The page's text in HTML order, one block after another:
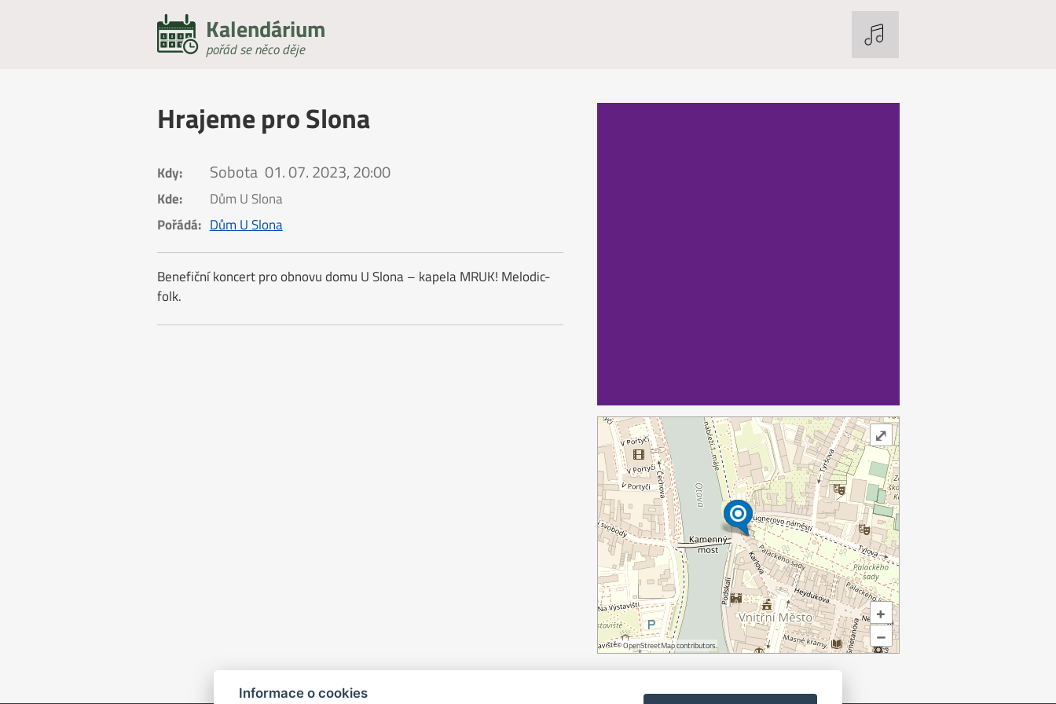
Kalendárium
pořád se něco děje
Hrajeme pro Slona
Kdy: Sobota 01. 07. 2023, 20:00
Kde:
Dům U Slona
Pořádá: Dům U Slona
Benefiční koncert pro obnovu domu U Slona – kapela MRUK! Melodic-
folk.
+
–
©OpenStreetMapcontributors.
⤢
Informace o cookies